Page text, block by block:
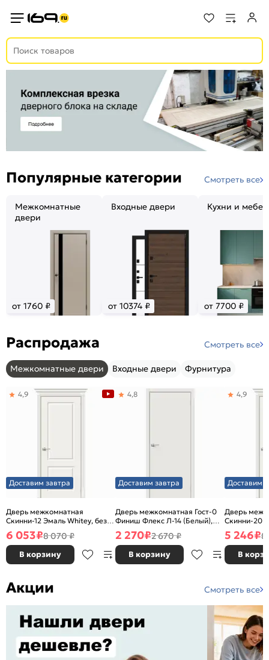
Популярные категории Смотреть все
Межкомнатные
двери
от 1760 ₽
Входные двери
от 10374 ₽
Кухни и
от 7700 ₽
Распродажа Смотреть все
Межкомнатные двери Входные двери Фурнитура
Доставим завтра
Дверь межкомнатная
Скинни-12 Эмаль Whitey, без
декора, глухая, без стекла,
без кромки, скиновая
4,9
6 053₽8 070 ₽
В корзину
Доставим завтра
Дверь межкомнатная Гост-0
Финиш Флекс Л-14 (Белый),
глухая, каркасно-щитовая
4,8
2 270₽2 670 ₽
В корзину
Доставим
Дверь
Скинни-20
декора,
без кромки,
4,9
5 246₽8
В
Акции Смотреть все